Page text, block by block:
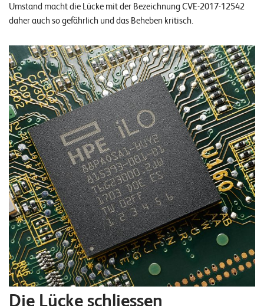
n
t
e
r
n
e
h
m
e
n
K
a
r
r
i
e
Umstand macht die Lücke mit der Bezeichnung CVE-2017-12542
daher auch so gefährlich und das Beheben kritisch.
Die Lücke schliessen